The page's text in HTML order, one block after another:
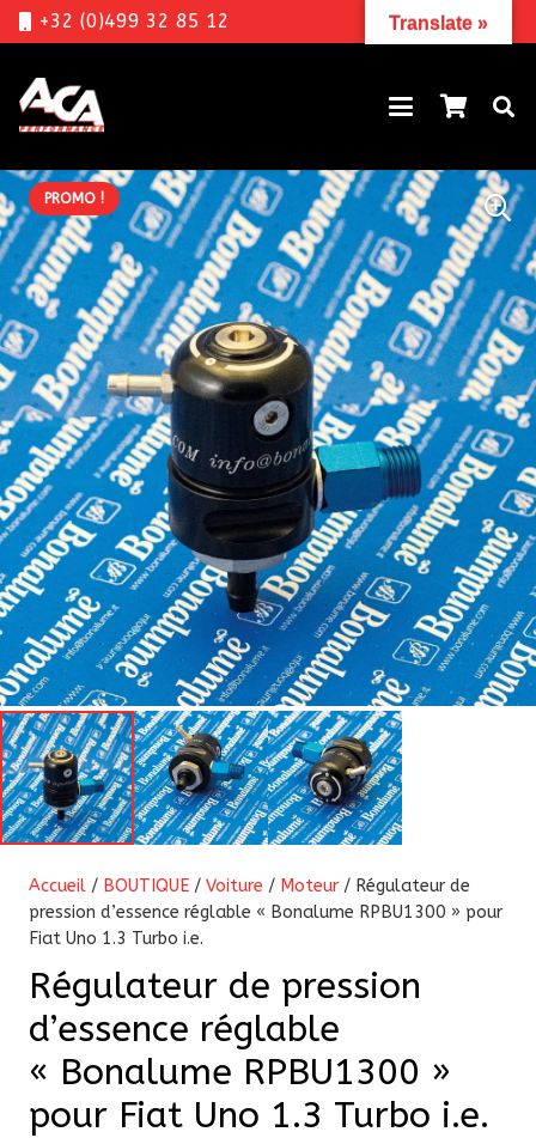
+32 (0)499 32 85 12
PROMO !
Accueil / BOUTIQUE / Voiture / Moteur / Régulateur de
pression d’essence réglable « Bonalume RPBU1300 » pour
Fiat Uno 1.3 Turbo i.e.
Régulateur de pression
d’essence réglable
« Bonalume RPBU1300 »
pour Fiat Uno 1.3 Turbo i.e.
Translate »